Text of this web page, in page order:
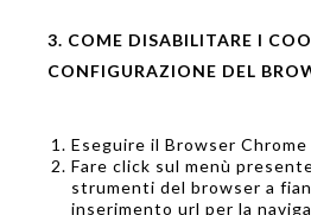
3. COME DISABILITARE I
CONFIGURAZIONE DEL
Eseguire il Browser Chrome
Fare click sul menù
strumenti del browser a
inserimento url per la